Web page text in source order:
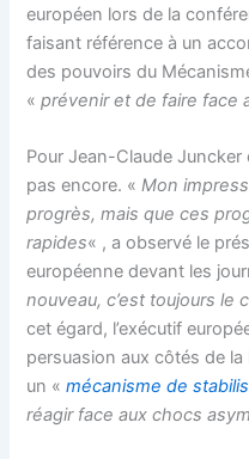
européen lors de la
faisant référence à un
des pouvoirs du
«prévenir et de faire face
Pour Jean-Claude Juncker
pas encore. «Mon
progrès, mais que ces
rapides« , a observé le
européenne devant les
nouveau, c’est toujours le
cet égard, l’exécutif
persuasion aux côtés de
un «mécanisme de
réagir face aux chocs